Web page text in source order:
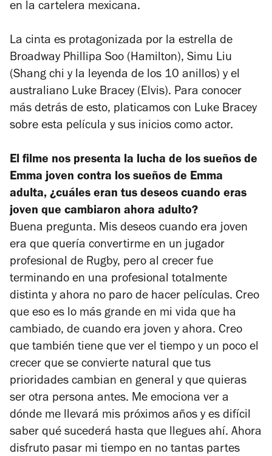
en la cartelera mexicana.
La cinta es protagonizada por la estrella de
Broadway Phillipa Soo (Hamilton), Simu Liu
(Shang chi y la leyenda de los 10 anillos) y el
australiano Luke Bracey (Elvis). Para conocer
más detrás de esto, platicamos con Luke Bracey
sobre esta película y sus inicios como actor.
El filme nos presenta la lucha de los sueños de
Emma joven contra los sueños de Emma
adulta, ¿cuáles eran tus deseos cuando eras
joven que cambiaron ahora adulto?
Buena pregunta. Mis deseos cuando era joven
era que quería convertirme en un jugador
profesional de Rugby, pero al crecer fue
terminando en una profesional totalmente
distinta y ahora no paro de hacer películas. Creo
que eso es lo más grande en mi vida que ha
cambiado, de cuando era joven y ahora. Creo
que también tiene que ver el tiempo y un poco el
crecer que se convierte natural que tus
prioridades cambian en general y que quieras
ser otra persona antes. Me emociona ver a
dónde me llevará mis próximos años y es difícil
saber qué sucederá hasta que llegues ahí. Ahora
disfruto pasar mi tiempo en no tantas partes